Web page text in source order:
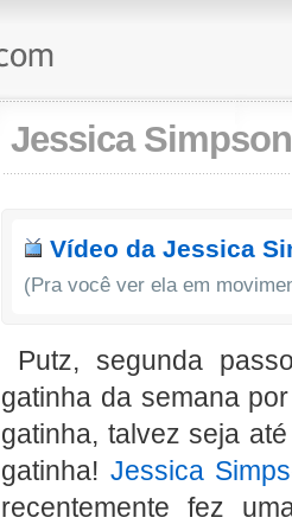
Jessica Simpson
Vídeo da Jessica
(Pra você ver ela em
Putz, segunda
gatinha da semana
gatinha, talvez seja
gatinha! Jessica
recentemente fez